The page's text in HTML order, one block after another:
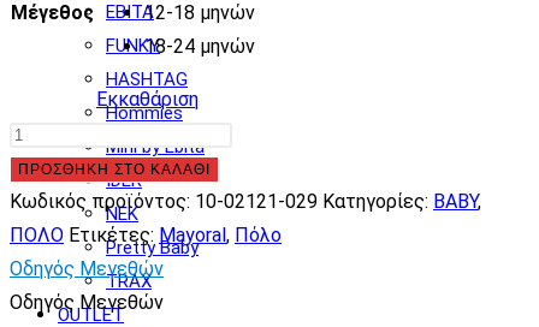
EBITA
FUNKY
HASHTAG
Hommies
Mini by Ebita
IDER
NEK
Pretty Baby
TRAX
OUTLET
Μέγεθος
12-18 μηνών
18-24 μηνών
Εκκαθάριση
Mayoral
Πόλο
μακρυμάνικο
αμπιγιέ
baby
αγόρι
ΠΡΟΣΘΉΚΗ ΣΤΟ ΚΑΛΆΘΙ
Κωδικός προϊόντος: 10-02121-029 Κατηγορίες: BABY,
ΠΟΛΟ Ετικέτες: Mayoral, Πόλο
Οδηγός Μεγεθών
Οδηγός Μεγεθών